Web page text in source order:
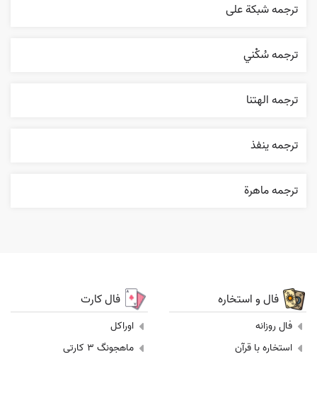
ترجمه شبکة علی
ترجمه سُکْني
ترجمه الهتنا
ترجمه ينفذ
ترجمه ماهرة
فال و استخاره
فال روزانه
استخاره با قرآن
فال کارت
اوراکل
ماهجونگ 3 کارتی